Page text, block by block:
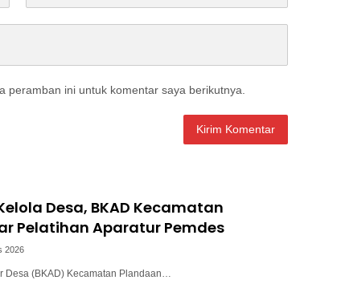
peramban ini untuk komentar saya berikutnya.
Desa, BKAD Kecamatan
Pelatihan Aparatur Pemdes
2026
Desa (BKAD) Kecamatan Plandaan…